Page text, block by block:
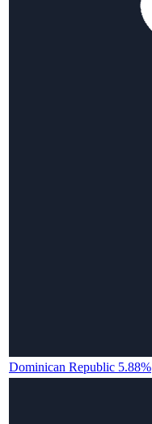
Dominican Republic 5.88%